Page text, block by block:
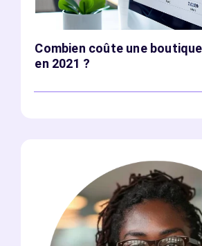
Combien coûte une
en 2021 ?